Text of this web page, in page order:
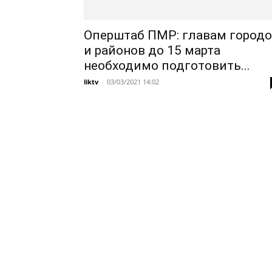
Оперштаб ПМР: главам
и районов до 15 марта
необходимо подготовить...
liktv - 03/03/2021 14:02